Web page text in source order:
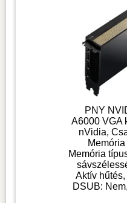
PNY
A6000 VGA
nVidia,
Memória
Aktív
DSUB: